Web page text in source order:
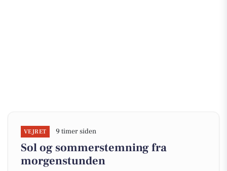
VEJRET 9 timer siden
Sol og sommerstemning fra
morgenstunden